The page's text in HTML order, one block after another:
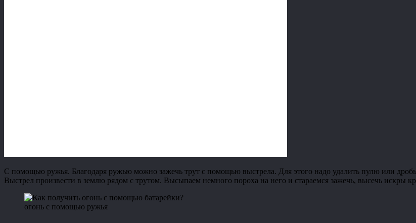
С помощью ружья. Благодаря ружью можно зажечь трут с помощью выстрела. Для этого надо удалить пулю или
Выстрел произвести в землю рядом с трутом. Высыпаем немного пороха на него и стараемся зажечь, высечь искры
огонь с помощью ружья